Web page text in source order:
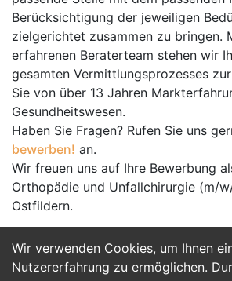
Wir verwenden Cookies, um Ihnen
Nutzererfahrung zu ermöglichen.
Berücksichtigung der jeweiligen
zielgerichtet zusammen zu bringen.
erfahrenen Beraterteam stehen wir
gesamten Vermittlungsprozesses
Sie von über 13 Jahren
Gesundheitswesen.
Haben Sie Fragen? Rufen Sie uns
bewerben! an.
Wir freuen uns auf Ihre Bewerbung
Orthopädie und Unfallchirurgie (m/
Ostfildern.
Jetzt